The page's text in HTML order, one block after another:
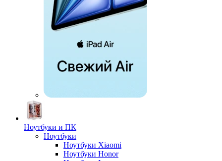
Ноутбуки и ПК
Ноутбуки
Ноутбуки Xiaomi
Ноутбуки Honor